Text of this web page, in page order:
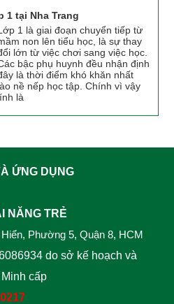
1 tại Nha Trang
1 là giai đoạn chuyển tiếp từ
non lên tiểu học, là sự thay
lớn từ việc chơi sang việc học.
bậc phụ huynh đều nhận định
là thời điểm khó khăn nhất
nề nếp học tập. Chính vì vậy
là
ỨNG DỤNG
NĂNG TRẺ
Phường 5, Quận 8, HCM
do sở kế hoạch và
cấp